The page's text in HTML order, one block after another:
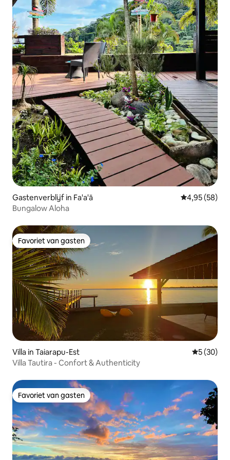
Gastenverblijf in Fa'a'ā Gemiddelde
4,95 (58)
Bungalow Aloha
Favoriet van gasten
Favoriet van gasten
Villa in Taiarapu-Est
5 (30)
Villa Tautira - Confort & Authenticity
Favoriet van gasten
Favoriet van gasten